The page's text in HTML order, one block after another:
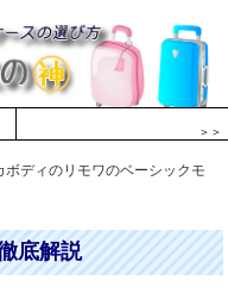
＞＞
ディのリモワのベーシックモ
底解説